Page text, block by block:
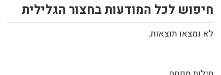
חיפוש לכל המודעות בחצור הגלילית
לא נמצאו תוצאות.